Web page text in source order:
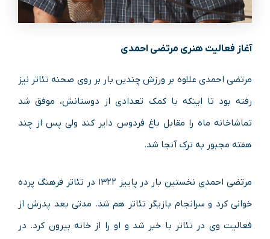
آغاز فعالیت هنری مرتضی احمدی
مرتضی احمدی علاوه بر ورزش چندین بار بر روی صحنه تئاتر نیز
رفته بود تا اینکه با کمک تعدادی از دوستانش، موفق شد
تماشاخانه ماه را مقابل باغ فردوس دایر کند ولی پس از چند
هفته مجبور به ترک آنجا شد.
مرتضی احمدی نخستین بار در پاییز ۱۳۲۲ در تئاتر فرهنگ پرده
خوانی کرد و سرانجام بازیگر تئاتر هم شد. مدتی بعد پدرش از
فعالیت وی در تئاتر با خبر شد و او را از خانه بیرون کرد. در